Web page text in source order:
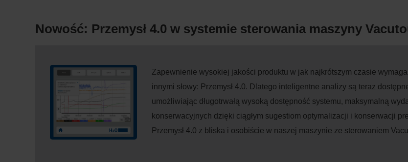
Nowość: Przemysł 4.0 w systemie sterowania maszyny
Zapewnienie wysokiej jakości produktu w jak najkrótszym czasie
innymi słowy: Przemysł 4.0. Dlatego inteligentne analizy są teraz
umożliwiając długotrwałą wysoką dostępność systemu, maksymalną
konserwacyjnych dzięki ciągłym sugestiom optymalizacji i konserwacji
Przemysł 4.0 z bliska i osobiście w naszej maszynie ze sterowaniem